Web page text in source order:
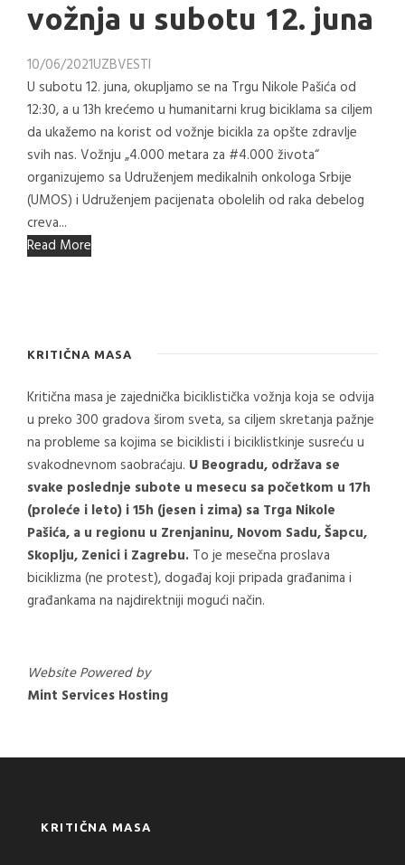
vožnja u subotu 12. juna
10/06/2021UZBVESTI
U subotu 12. juna, okupljamo se na Trgu Nikole Pašića od
12:30, a u 13h krećemo u humanitarni krug biciklama sa ciljem
da ukažemo na korist od vožnje bicikla za opšte zdravlje
svih nas. Vožnju „4.000 metara za #4.000 života“
organizujemo sa Udruženjem medikalnih onkologa Srbije
(UMOS) i Udruženjem pacijenata obolelih od raka debelog
creva...
Read More
KRITIČNA MASA
Kritična masa je zajednička biciklistička vožnja koja se odvija
u preko 300 gradova širom sveta, sa ciljem skretanja pažnje
na probleme sa kojima se biciklisti i biciklistkinje susreću u
svakodnevnom saobraćaju. U Beogradu, održava se
svake poslednje subote u mesecu sa početkom u 17h
(proleće i leto) i 15h (jesen i zima) sa Trga Nikole
Pašića, a u regionu u Zrenjaninu, Novom Sadu, Šapcu,
Skoplju, Zenici i Zagrebu. To je mesečna proslava
biciklizma (ne protest), događaj koji pripada građanima i
građankama na najdirektniji mogući način.
Website Powered by
Mint Services Hosting
KRITIČNA MASA